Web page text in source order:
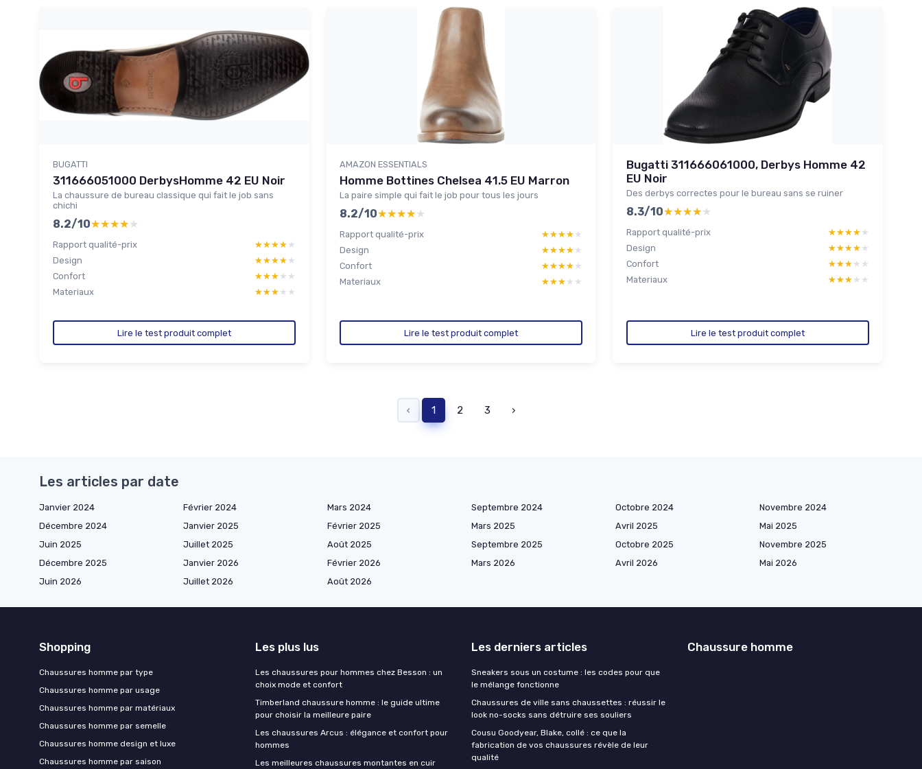
BUGATTI
311666051000 DerbysHomme 42 EU Noir
La chaussure de bureau classique qui fait le job sans
chichi
8.2/10★★★★★
★★★★★
Rapport qualité-prix ★★★★★
★★★★★
Design
★★★★★
★★★★★
Confort
★★★★★
★★★★★
Materiaux
★★★★★
★★★★★
Lire le test produit complet
AMAZON ESSENTIALS
Homme Bottines Chelsea 41.5 EU Marron
La paire simple qui fait le job pour tous les jours
8.2/10★★★★★
★★★★★
Rapport qualité-prix ★★★★★
★★★★★
Design
★★★★★
★★★★★
Confort
★★★★★
★★★★★
Materiaux
★★★★★
★★★★★
Lire le test produit complet
Bugatti 311666061000, Derbys Homme 42
EU Noir
Des derbys correctes pour le bureau sans se ruiner
8.3/10★★★★★
★★★★★
Rapport qualité-prix ★★★★★
★★★★★
Design
★★★★★
★★★★★
Confort
★★★★★
★★★★★
Materiaux
★★★★★
★★★★★
Lire le test produit complet
‹ 1 2 3 ›
Les articles par date
Janvier 2024 Février 2024 Mars 2024 Septembre 2024 Octobre 2024
Novembre 2024
Décembre 2024
Janvier 2025 Février 2025 Mars 2025 Avril 2025
Mai 2025
Juin 2025
Juillet 2025 Août 2025 Septembre 2025 Octobre 2025
Novembre 2025
Décembre 2025
Janvier 2026 Février 2026 Mars 2026 Avril 2026
Mai 2026
Juin 2026
Juillet 2026 Août 2026
Shopping
Chaussures homme par type
Chaussures homme par usage
Chaussures homme par matériaux
Chaussures homme par semelle
Chaussures homme design et luxe
Chaussures homme par saison
Les plus lus
Les chaussures pour hommes chez Besson : un
choix mode et confort
Timberland chaussure homme : le guide ultime
pour choisir la meilleure paire
Les chaussures Arcus : élégance et confort pour
hommes
Les meilleures chaussures montantes en cuir
Les derniers articles
Sneakers sous un costume : les codes pour que
le mélange fonctionne
Chaussures de ville sans chaussettes : réussir le
look no-socks sans détruire ses souliers
Cousu Goodyear, Blake, collé : ce que la
fabrication de vos chaussures révèle de leur
qualité
Chaussure homme